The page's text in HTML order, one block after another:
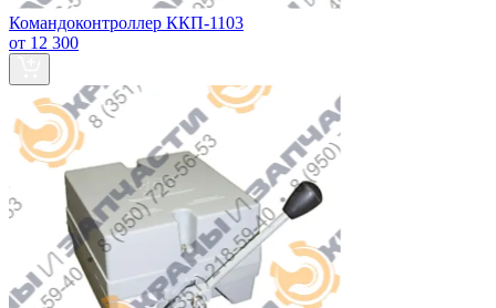
Командоконтроллер ККП-1103
от 12 300